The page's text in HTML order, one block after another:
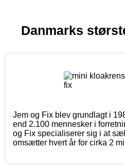
Danmarks
Jem og Fix blev grundlagt i
end 2.100 mennesker i
og Fix specialiserer sig i at
omsætter hvert år for cirka 2